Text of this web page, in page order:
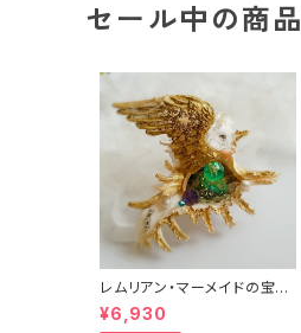
セール中の商品
レムリアン・マーメイドの宝物
（オルゴナイト）
¥6,930